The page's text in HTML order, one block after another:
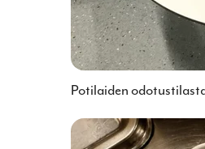
Potilaiden